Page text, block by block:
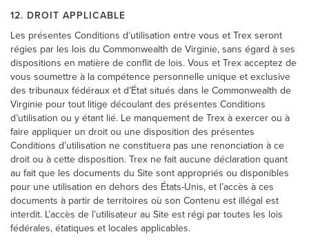
12. DROIT APPLICABLE
Les présentes Conditions d’utilisation entre vous et Trex seront
régies par les lois du Commonwealth de Virginie, sans égard à ses
dispositions en matière de conflit de lois. Vous et Trex acceptez de
vous soumettre à la compétence personnelle unique et exclusive
des tribunaux fédéraux et d’État situés dans le Commonwealth de
Virginie pour tout litige découlant des présentes Conditions
d’utilisation ou y étant lié. Le manquement de Trex à exercer ou à
faire appliquer un droit ou une disposition des présentes
Conditions d’utilisation ne constituera pas une renonciation à ce
droit ou à cette disposition. Trex ne fait aucune déclaration quant
au fait que les documents du Site sont appropriés ou disponibles
pour une utilisation en dehors des États-Unis, et l’accès à ces
documents à partir de territoires où son Contenu est illégal est
interdit. L’accès de l’utilisateur au Site est régi par toutes les lois
fédérales, étatiques et locales applicables.